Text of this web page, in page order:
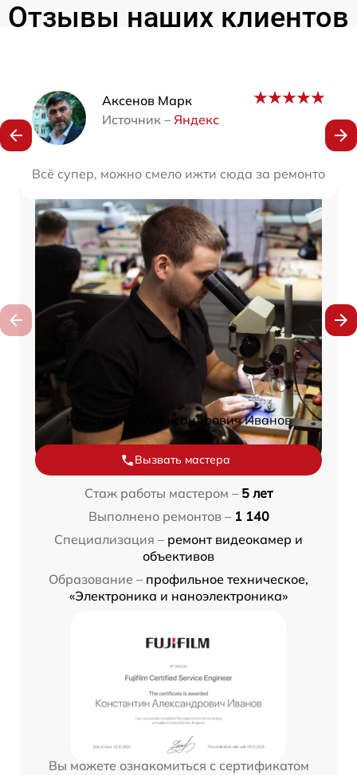
Отзывы наших клиентов
Аксенов Марк
Источник – Яндекс
Всё супер, можно смело ижти сюда за ремонтом.
Наши мастера
Константин Александрович Иванов
Вызвать мастера
Стаж работы мастером – 5 лет
Выполнено ремонтов – 1 140
Специализация – ремонт видеокамер и
объективов
Образование – профильное техническое,
«Электроника и наноэлектроника»
Вы можете ознакомиться с сертификатом